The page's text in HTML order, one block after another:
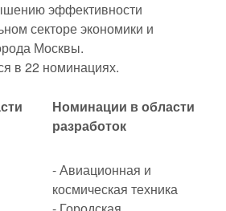
эффективности
секторе экономики и
Москвы.
в 22 номинациях.
Номинации в области
разработок
- Авиационная и
космическая техника